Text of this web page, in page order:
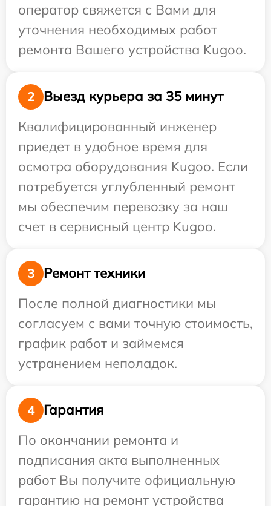
оператор свяжется с Вами для
уточнения необходимых работ
ремонта Вашего устройства Kugoo.
2
Выезд курьера за 35 минут
Квалифицированный инженер
приедет в удобное время для
осмотра оборудования Kugoo. Если
потребуется углубленный ремонт
мы обеспечим перевозку за наш
счет в сервисный центр Kugoo.
3
Ремонт техники
После полной диагностики мы
согласуем с вами точную стоимость,
график работ и займемся
устранением неполадок.
4
Гарантия
По окончании ремонта и
подписания акта выполненных
работ Вы получите официальную
гарантию на ремонт устройства